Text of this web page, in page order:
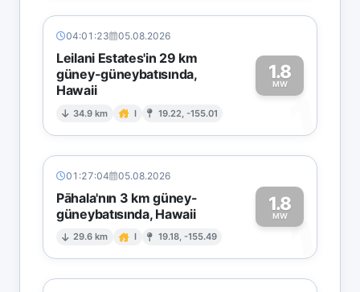
04:01:23 05.08.2026
Leilani Estates'in 29 km
güney-güneybatısında,
Hawaii
34.9 km I 19.22, -155.01
1.8
MW
1
01:27:04 05.08.2026
Pāhala'nın 3 km güney-
güneybatısında, Hawaii
29.6 km I 19.18, -155.49
1.8
MW1